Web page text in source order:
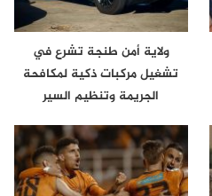
ولاية أمن طنجة تشرع في
تشغيل مركبات ذكية لمكافحة
الجريمة وتنظيم السير